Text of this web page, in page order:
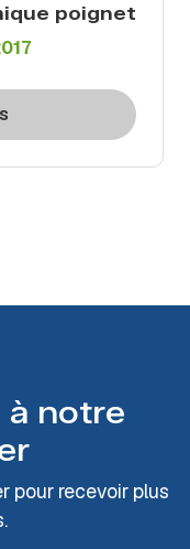
poignet
notre
pour recevoir plus